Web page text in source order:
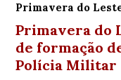
Primavera do
Primavera do
de formação
Polícia Militar